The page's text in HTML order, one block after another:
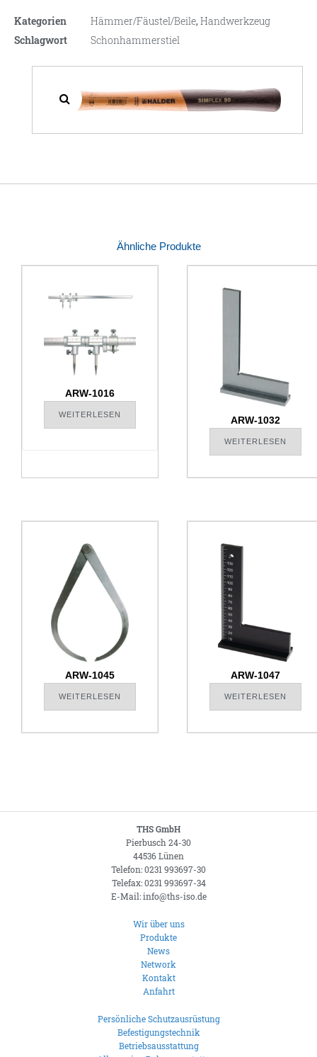
Kategorien Hämmer/Fäustel/Beile,Handwerkzeug
Schlagwort
Schonhammerstiel
Ähnliche Produkte
ARW-1016
WEITERLESEN ARW-1032
WEITERLESEN
ARW-1045
WEITERLESEN
ARW-1047
WEITERLESEN
THS GmbH
Pierbusch 24-30
44536 Lünen
Telefon: 0231 993697-30
Telefax: 0231 993697-34
E-Mail: info@ths-iso.de
Wir über uns
Produkte
News
Network
Kontakt
Anfahrt
Persönliche Schutzausrüstung
Befestigungstechnik
Betriebsausstattung